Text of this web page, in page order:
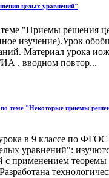
целых уравнений"
теме "Приемы решения
изучение).Урок
Материал урока
, вводном повтор...
теме "Некоторые приемы
в 9 классе по
уравнений":
с применением теоремы